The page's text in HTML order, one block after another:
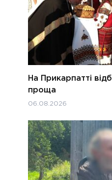
На Прикарпатті
проща
06.08.2026